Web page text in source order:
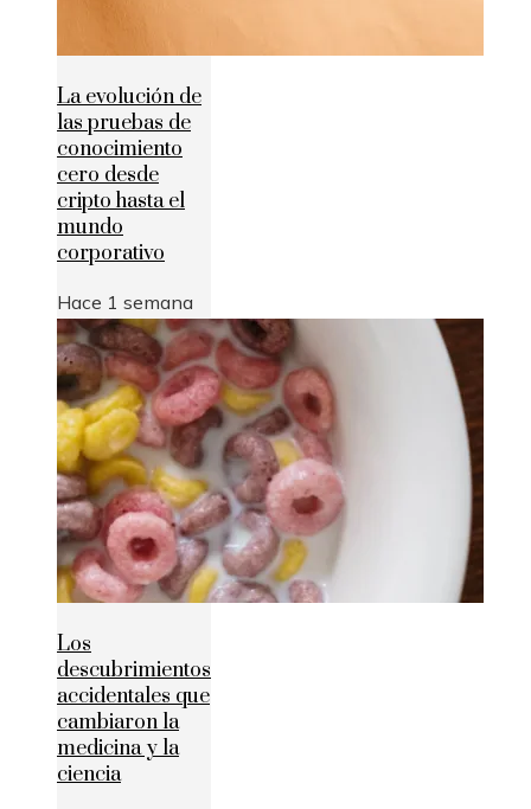
La evolución de
las pruebas de
conocimiento
cero desde
cripto hasta el
mundo
corporativo
Hace 1 semana
Los
descubrimientos
accidentales que
cambiaron la
medicina y la
ciencia